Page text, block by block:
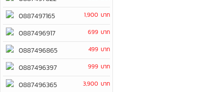
0887497165 1,900 บาท
0887496917 699 บาท
0887496865 499 บาท
0887496397 999 บาท
0887496365 3,900 บาท